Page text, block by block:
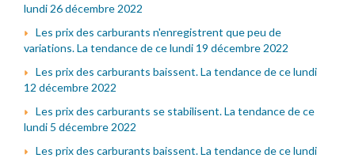
lundi 26 décembre 2022
Les prix des carburants n'enregistrent que peu de
variations. La tendance de ce lundi 19 décembre 2022
Les prix des carburants baissent. La tendance de ce lundi
12 décembre 2022
Les prix des carburants se stabilisent. La tendance de ce
lundi 5 décembre 2022
Les prix des carburants baissent. La tendance de ce lundi